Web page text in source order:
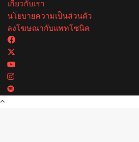
เกี่ยวกับเรา
นโยบายความเป็นส่วนตัว
ลงโฆษณากับแพทโซนิค